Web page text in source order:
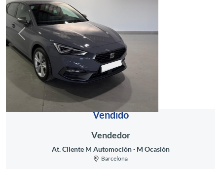
Anterior
Vendido
Vendedor
At. Cliente M Automoción M Ocasión
Barcelona